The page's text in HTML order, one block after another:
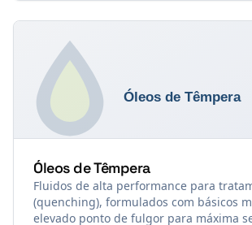
versões desaguantes (expulsam a
desaguantes, com opções de películas
cerosas.
Óleos de Têmpera
Fluidos de alta performance para
(quenching), formulados com básicos
elevado ponto de fulgor para máxima